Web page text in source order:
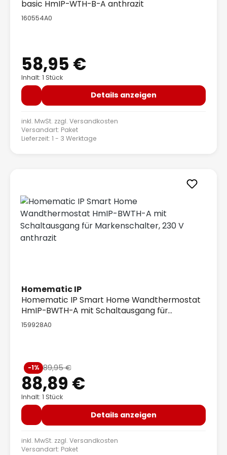
basic HmIP-WTH-B-A anthrazit
160554A0
Regulärer Preis:
58,95 €
Inhalt: 1 Stück
Details anzeigen
inkl. MwSt. zzgl. Versandkosten
Versandart: Paket
Lieferzeit: 1 - 3 Werktage
Homematic IP
Homematic IP Smart Home Wandthermostat
HmIP-BWTH-A mit Schaltausgang für
Markenschalter, 230 V anthrazit
159928A0
Verkaufspreis:
88,89 €
Regulärer Preis:
89,95 €
-1%
Inhalt: 1 Stück
Details anzeigen
inkl. MwSt. zzgl. Versandkosten
Versandart: Paket